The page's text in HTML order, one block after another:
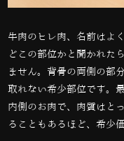
牛肉のヒレ肉、名前はよ
どこの部位かと聞かれた
ません。背骨の両側の部
取れない希少部位です。
内側のお肉で、肉質はと
ることもあるほど、希少